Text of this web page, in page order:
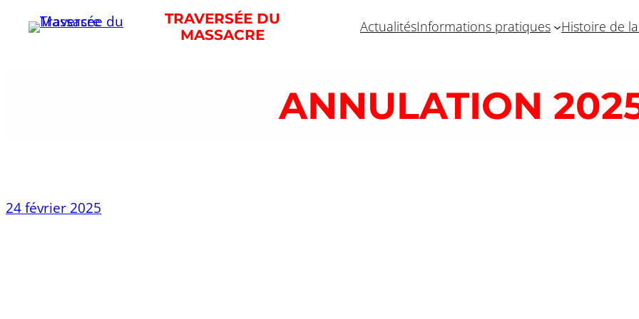
TRAVERSÉE DU
MASSACRE
ActualitésInformations pratiques Histoire de
ANNULATION
24 février 2025